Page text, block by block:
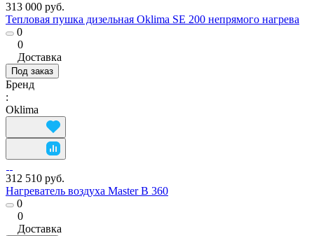
313 000 руб.
Тепловая пушка дизельная Oklima SE 200 непрямого нагрева
0
0
Доставка
Под заказ
Бренд
:
Oklima
312 510 руб.
Нагреватель воздуха Master В 360
0
0
Доставка